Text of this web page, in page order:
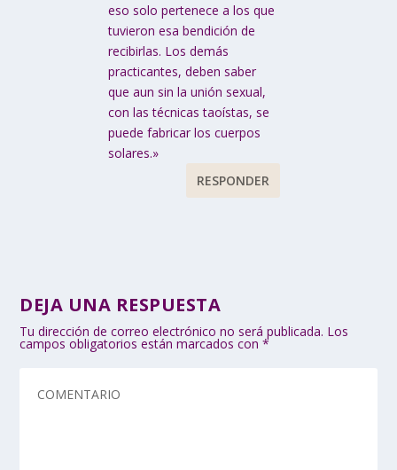
eso solo pertenece a los que
tuvieron esa bendición de
recibirlas. Los demás
practicantes, deben saber
que aun sin la unión sexual,
con las técnicas taoístas, se
puede fabricar los cuerpos
solares.»
RESPONDER
DEJA UNA RESPUESTA
Tu dirección de correo electrónico no será publicada. Los
campos obligatorios están marcados con*